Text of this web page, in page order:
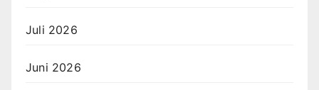
Juli 2026
Juni 2026